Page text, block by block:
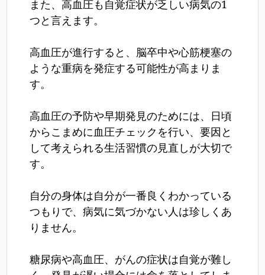
また、高血圧も自覚症状が乏しい病気の1
つと言えます。
高血圧が進行すると、脳卒中や心筋梗塞の
ような重病を発症する可能性が高まりま
す。
高血圧の予防や早期発見のためには、日頃
からこまめに血圧チェックを行い、要因と
して考えられる生活習慣の見直しが大切で
す。
自分の身体は自分が一番良くわかっている
つもりで、病気に気づかない人は珍しくあ
りません。
糖尿病や高血圧、がんの症状は自覚が難し